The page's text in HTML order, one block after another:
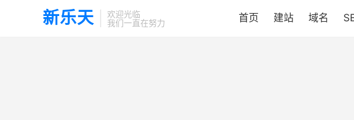
新乐天
欢迎光临
我们一直在努力
首页 建站 域名